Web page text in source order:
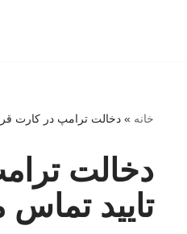
خانه »دخالت ترامپ در کارت
دخالت
تایید